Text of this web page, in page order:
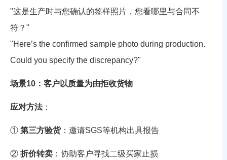
"这是生产时与您确认的签样照片，您看哪里与合同不
符？"
"Here’s the confirmed sample photo during production.
Could you specify the discrepancy?"
场景10：客户以质量为由拒收货物
应对方法：
① 第三方验货：邀请SGS等机构出具报告
② 折价转卖 ：协助客户寻找二级买家止损